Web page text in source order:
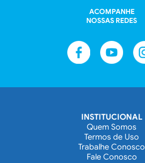
ACOMPANHE
NOSSAS REDES
INSTITUCIONAL
Quem Somos
Termos de Uso
Trabalhe Conosco
Fale Conosco